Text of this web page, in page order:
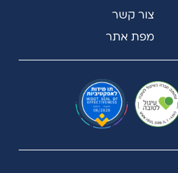
צור קשר
מפת אתר